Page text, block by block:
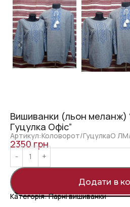
Вишиванки (льон меланж)
Гуцулка Офіс”
Артикул:Коловорот/ГуцулкаО
2350грн
Додати в
Категорія:Парні вишиванки